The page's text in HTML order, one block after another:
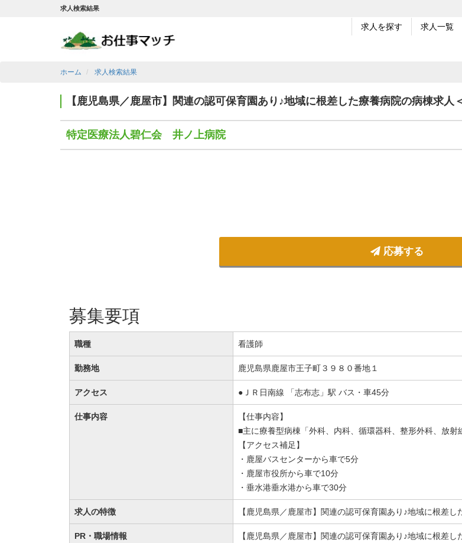
求人検索結果
求人を探す 求人一覧
ホーム 求人検索結果
【鹿児島県／鹿屋市】関連の認可保育園あり♪地域に根差した療養病院の病棟求
特定医療法人碧仁会 井ノ上病院
応募する
募集要項
職種 看護師
勤務地 鹿児島県鹿屋市王子町３９８０番地１
アクセス ●ＪＲ日南線 「志布志」駅 バス・車45分
仕事内容
【仕事内容】
■主に療養型病棟「外科、内科、循環器科、整形外科、放
【アクセス補足】
・鹿屋バスセンターから車で5分
・鹿屋市役所から車で10分
・垂水港垂水港から車で30分
求人の特徴 【鹿児島県／鹿屋市】関連の認可保育園あり♪地域に根差
PR・職場情報 【鹿児島県／鹿屋市】関連の認可保育園あり♪地域に根差